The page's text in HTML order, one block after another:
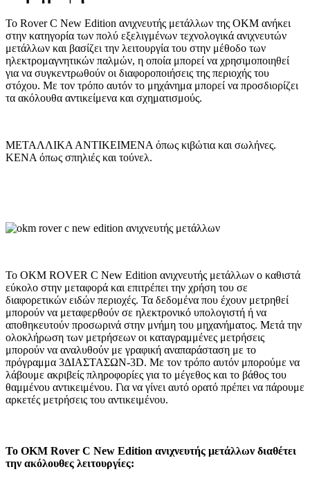
To Rover C New Edition ανιχνευτής μετάλλων της OKM ανήκει
στην κατηγορία των πολύ εξελιγμένων τεχνολογικά ανιχνευτών
μετάλλων και βασίζει την λειτουργία του στην μέθοδο των
ηλεκτρομαγνητικών παλμών, η οποία μπορεί να χρησιμοποιηθεί
για να συγκεντρωθούν οι διαφοροποιήσεις της περιοχής του
στόχου. Με τον τρόπο αυτόν το μηχάνημα μπορεί να προσδιορίζει
τα ακόλουθα αντικείμενα και σχηματισμούς.
ΜΕΤΑΛΛΙΚΑ ΑΝΤΙΚΕΙΜΕΝΑ όπως κιβώτια και σωλήνες.
ΚΕΝΑ όπως σπηλιές και τούνελ.
To OKM ROVER C New Edition ανιχνευτής μετάλλων ο καθιστά
εύκολο στην μεταφορά και επιτρέπει την χρήση του σε
διαφορετικών ειδών περιοχές. Τα δεδομένα που έχουν μετρηθεί
μπορούν να μεταφερθούν σε ηλεκτρονικό υπολογιστή ή να
αποθηκευτούν προσωρινά στην μνήμη του μηχανήματος. Μετά την
ολοκλήρωση των μετρήσεων οι καταγραμμένες μετρήσεις
μπορούν να αναλυθούν με γραφική αναπαράσταση με το
πρόγραμμα 3ΔΙΑΣΤΑΣΩΝ-3D. Με τον τρόπο αυτόν μπορούμε να
λάβουμε ακριβείς πληροφορίες για το μέγεθος και το βάθος του
θαμμένου αντικειμένου. Για να γίνει αυτό ορατό πρέπει να πάρουμε
αρκετές μετρήσεις του αντικειμένου.
To OKM Rover C Νew Edition ανιχνευτής μετάλλων διαθέτει
την ακόλουθες λειτουργίες: